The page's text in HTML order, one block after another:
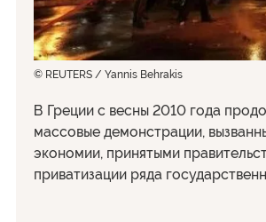
© REUTERS / Yannis Behrakis
В Греции с весны 2010 года
массовые демонстрации,
экономии, принятыми
приватизации ряда